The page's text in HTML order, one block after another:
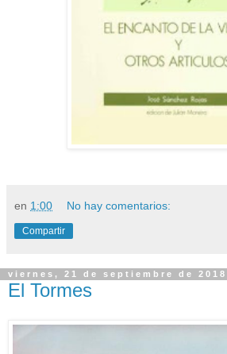
en 1:00 No hay comentarios:
Compartir
viernes, 21 de septiembre de 2018
El Tormes